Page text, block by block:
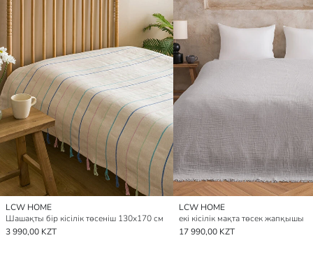
LCW HOME
Шашақты бір кісілік төсеніш 130x170 см
3 990,00 KZT
LCW HOME
екі кісілік мақта төсек жапқышы
17 990,00 KZT